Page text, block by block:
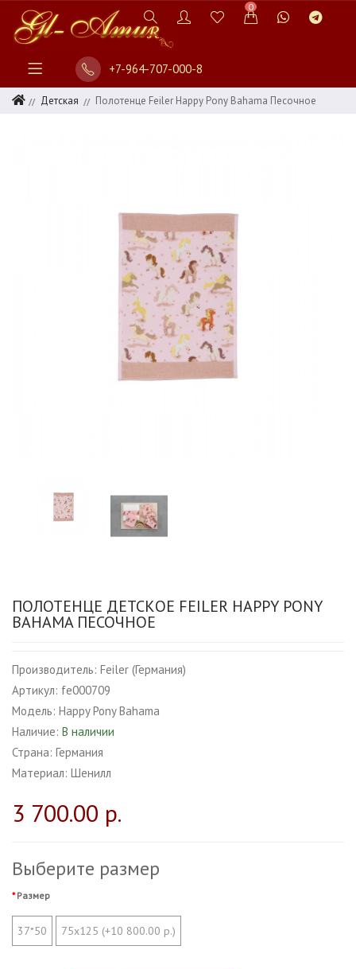
0
+7-964-707-000-8
Детская Полотенце Feiler Happy Pony Bahama Песочное
ПОЛОТЕНЦЕ ДЕТСКОЕ FEILER HAPPY PONY
BAHAMA ПЕСОЧНОЕ
Производитель: Feiler (Германия)
Артикул: fe000709
Модель: Happy Pony Bahama
Наличие: В наличии
Страна: Германия
Материал: Шенилл
3 700.00 р.
Выберите размер
Размер
37*50 75х125 (+10 800.00 р.)